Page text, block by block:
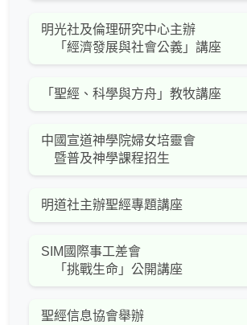
明光社及倫理研究中心主辦
「經濟發展與社會公義」講座
「聖經、科學與方舟」教牧講座
中國宣道神學院婦女培靈會
暨普及神學課程招生
明道社主辦聖經專題講座
SIM國際事工差會
「挑戰生命」公開講座
聖經信息協會舉辦